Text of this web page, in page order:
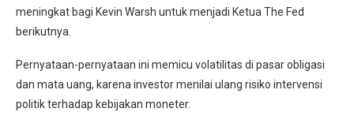
meningkat bagi Kevin Warsh untuk menjadi Ketua The Fed
berikutnya.
Pernyataan-pernyataan ini memicu volatilitas di pasar obligasi
dan mata uang, karena investor menilai ulang risiko intervensi
politik terhadap kebijakan moneter.